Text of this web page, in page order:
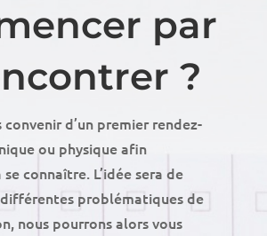
par
?
convenir d’un premier rendez-
ou physique afin
connaître. L’idée sera de
problématiques de
nous pourrons alors vous